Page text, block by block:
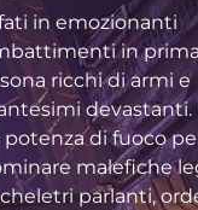
in emozionanti
in prima
ricchi di armi e
devastanti.
di fuoco
malefiche
parlanti,